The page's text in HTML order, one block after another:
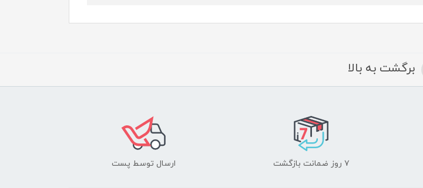
برگشت به بالا
۷ روز ضمانت بازگشت ارسال توسط پست